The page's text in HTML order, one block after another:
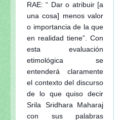
RAE: “ Dar o atribuir [a
una cosa] menos valor
o importancia de la que
en realidad tiene”. Con
esta evaluación
etimológica se
entenderá claramente
el contexto del discurso
de lo que quiso decir
Srila Sridhara Maharaj
con sus palabras